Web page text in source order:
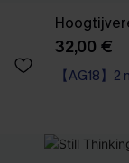
32,00 €
【AG18】